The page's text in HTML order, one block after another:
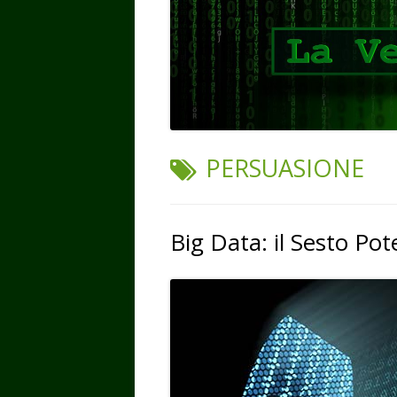
TAG:
PERSUASIONE
Big Data: il Sesto